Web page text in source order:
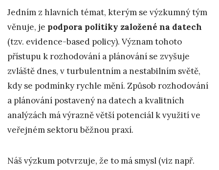
Jedním z hlavních témat, kterým se výzkumný tým
věnuje, je podpora politiky založené na datech
(tzv. evidence-based policy). Význam tohoto
přístupu k rozhodování a plánování se zvyšuje
zvláště dnes, v turbulentním a nestabilním světě,
kdy se podmínky rychle mění. Způsob rozhodování
a plánování postavený na datech a kvalitních
analýzách má výrazně větší potenciál k využití ve
veřejném sektoru běžnou praxí.
Náš výzkum potvrzuje, že to má smysl (viz např.